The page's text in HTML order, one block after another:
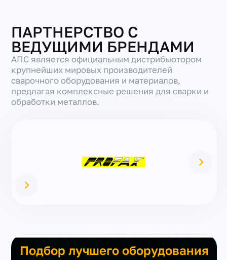
ПАРТНЕРСТВО С
ВЕДУЩИМИ БРЕНДАМИ
АПС является официальным дистрибьютором
крупнейших мировых производителей
сварочного оборудования и материалов,
предлагая комплексные решения для сварки и
обработки металлов.
Подбор лучшего оборудования